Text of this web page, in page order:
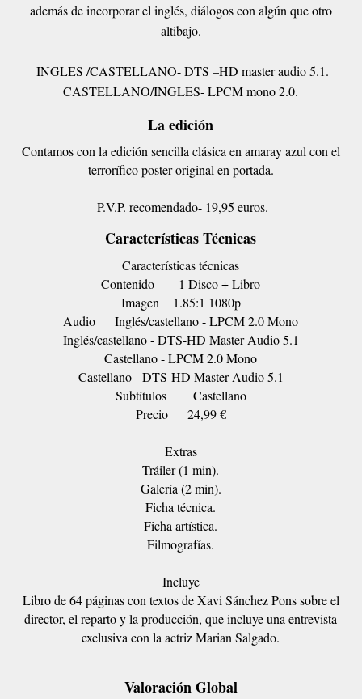
además de incorporar el inglés, diálogos con algún que otro
altibajo.
INGLES /CASTELLANO- DTS –HD master audio 5.1.
CASTELLANO/INGLES- LPCM mono 2.0.
La edición
Contamos con la edición sencilla clásica en amaray azul con el
terrorífico poster original en portada.
P.V.P. recomendado- 19,95 euros.
Características Técnicas
Características técnicas
Contenido
1 Disco + Libro
Imagen
1.85:1 1080p
Audio
Inglés/castellano - LPCM 2.0 Mono
Inglés/castellano - DTS-HD Master Audio 5.1
Castellano - LPCM 2.0 Mono
Castellano - DTS-HD Master Audio 5.1
Subtítulos
Castellano
Precio
24,99 €
Extras
Tráiler (1 min).
Galería (2 min).
Ficha técnica.
Ficha artística.
Filmografías.
Incluye
Libro de 64 páginas con textos de Xavi Sánchez Pons sobre el
director, el reparto y la producción, que incluye una entrevista
exclusiva con la actriz Marian Salgado.
Valoración Global